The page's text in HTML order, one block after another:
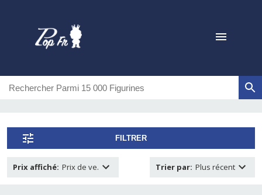
FILTRER
Prix affiché: Prix de ve. Trier par: Plus récent